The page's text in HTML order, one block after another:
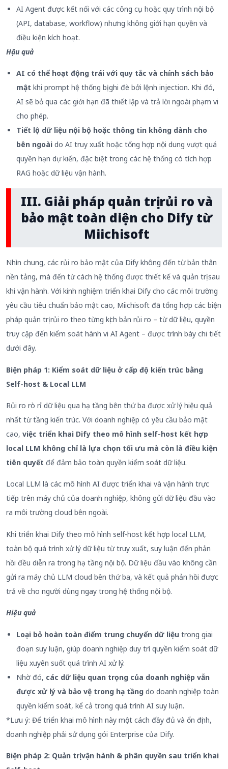
AI Agent được kết nối với các công cụ hoặc quy trình nội bộ
(API, database, workflow) nhưng không giới hạn quyền và
điều kiện kích hoạt.
Hậu quả
AI có thể hoạt động trái với quy tắc và chính sách bảo
mật khi prompt hệ thống bị ghi đè bởi lệnh injection. Khi đó,
AI sẽ bỏ qua các giới hạn đã thiết lập và trả lời ngoài phạm vi
cho phép.
Tiết lộ dữ liệu nội bộ hoặc thông tin không dành cho
bên ngoài do AI truy xuất hoặc tổng hợp nội dung vượt quá
quyền hạn dự kiến, đặc biệt trong các hệ thống có tích hợp
RAG hoặc dữ liệu vận hành.
III. Giải pháp quản trị rủi ro và
bảo mật toàn diện cho Dify từ
Miichisoft
Nhìn chung, các rủi ro bảo mật của Dify không đến từ bản thân
nền tảng, mà đến từ cách hệ thống được thiết kế và quản trị sau
khi vận hành. Với kinh nghiệm triển khai Dify cho các môi trường
yêu cầu tiêu chuẩn bảo mật cao, Miichisoft đã tổng hợp các biện
pháp quản trị rủi ro theo từng kịch bản rủi ro – từ dữ liệu, quyền
truy cập đến kiểm soát hành vi AI Agent – được trình bày chi tiết
dưới đây.
Biện pháp 1: Kiểm soát dữ liệu ở cấp độ kiến trúc bằng
Self-host & Local LLM
Rủi ro rò rỉ dữ liệu qua hạ tầng bên thứ ba được xử lý hiệu quả
nhất từ tầng kiến trúc. Với doanh nghiệp có yêu cầu bảo mật
cao, việc triển khai Dify theo mô hình self-host kết hợp
local LLM không chỉ là lựa chọn tối ưu mà còn là điều kiện
tiên quyết để đảm bảo toàn quyền kiểm soát dữ liệu.
Local LLM là các mô hình AI được triển khai và vận hành trực
tiếp trên máy chủ của doanh nghiệp, không gửi dữ liệu đầu vào
ra môi trường cloud bên ngoài.
Khi triển khai Dify theo mô hình self-host kết hợp local LLM,
toàn bộ quá trình xử lý dữ liệu từ truy xuất, suy luận đến phản
hồi đều diễn ra trong hạ tầng nội bộ. Dữ liệu đầu vào không cần
gửi ra máy chủ LLM cloud bên thứ ba, và kết quả phản hồi được
trả về cho người dùng ngay trong hệ thống nội bộ.
Hiệu quả
Loại bỏ hoàn toàn điểm trung chuyển dữ liệu trong giai
đoạn suy luận, giúp doanh nghiệp duy trì quyền kiểm soát dữ
liệu xuyên suốt quá trình AI xử lý.
Nhờ đó, các dữ liệu quan trọng của doanh nghiệp vẫn
được xử lý và bảo vệ trong hạ tầng do doanh nghiệp toàn
quyền kiểm soát, kể cả trong quá trình AI suy luận.
*Lưu ý: Để triển khai mô hình này một cách đầy đủ và ổn định,
doanh nghiệp phải sử dụng gói Enterprise của Dify.
Biện pháp 2: Quản trị vận hành & phân quyền sau triển khai